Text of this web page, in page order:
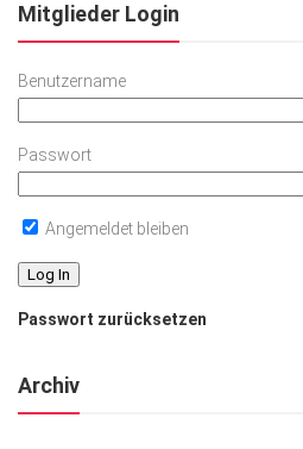
Mitglieder Login
Benutzername
Passwort
Angemeldet bleiben
Passwort zurücksetzen
Archiv